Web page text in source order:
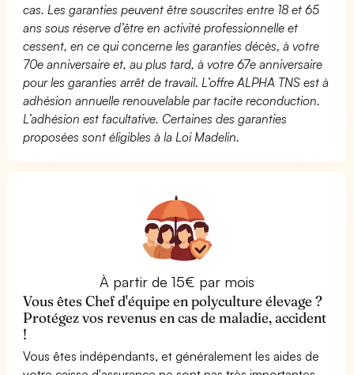
cas. Les garanties peuvent être souscrites entre 18 et 65
ans sous réserve d’être en activité professionnelle et
cessent, en ce qui concerne les garanties décès, à votre
70e anniversaire et, au plus tard, à votre 67e anniversaire
pour les garanties arrêt de travail. L’offre ALPHA TNS est à
adhésion annuelle renouvelable par tacite reconduction.
L’adhésion est facultative. Certaines des garanties
proposées sont éligibles à la Loi Madelin.
À partir de 15€ par mois
Vous êtes Chef d'équipe en polyculture élevage ?
Protégez vos revenus en cas de maladie, accident
!
Vous êtes indépendants, et généralement les aides de